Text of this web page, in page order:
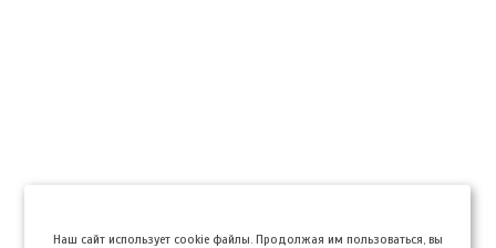
Hаш сайт использует cookie файлы. Продолжая им пользоваться, вы